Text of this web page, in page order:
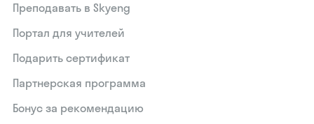
Преподавать в Skyeng
Портал для учителей
Подарить сертификат
Партнерская программа
Бонус за рекомендацию